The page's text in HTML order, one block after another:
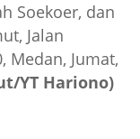
Soekoer, dan
Jalan
Medan, Jumat,
YT Hariono)